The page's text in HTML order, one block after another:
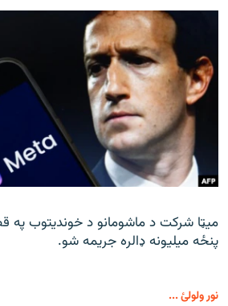
میټا شرکت د ماشومانو د خوندیتوب په
پنځه میلیونه ډالره جریمه شو.
نور ولولئ ...